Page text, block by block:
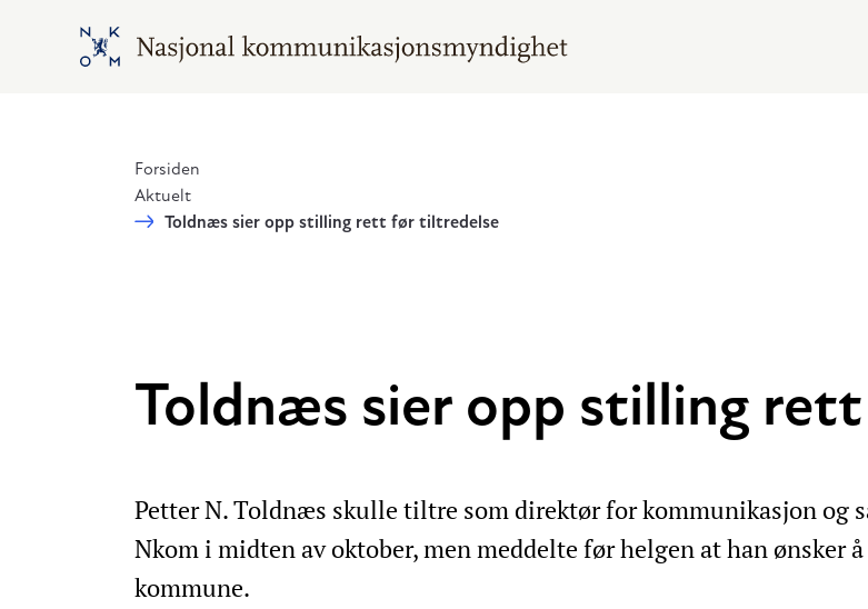
Hopp til hovedinnhold
Gå til hovedsiden
Forsiden
Aktuelt
Toldnæs sier opp stilling rett før tiltredelse
Toldnæs sier opp stilling
Petter N. Toldnæs skulle tiltre som direktør for kommunikasjon og
Nkom i midten av oktober, men meddelte før helgen at han ønsker
kommune.